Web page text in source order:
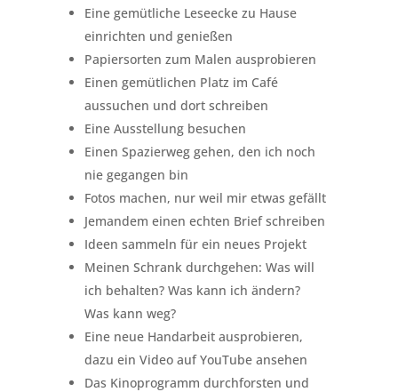
Eine gemütliche Leseecke zu Hause
einrichten und genießen
Papiersorten zum Malen ausprobieren
Einen gemütlichen Platz im Café
aussuchen und dort schreiben
Eine Ausstellung besuchen
Einen Spazierweg gehen, den ich noch
nie gegangen bin
Fotos machen, nur weil mir etwas gefällt
Jemandem einen echten Brief schreiben
Ideen sammeln für ein neues Projekt
Meinen Schrank durchgehen: Was will
ich behalten? Was kann ich ändern?
Was kann weg?
Eine neue Handarbeit ausprobieren,
dazu ein Video auf YouTube ansehen
Das Kinoprogramm durchforsten und